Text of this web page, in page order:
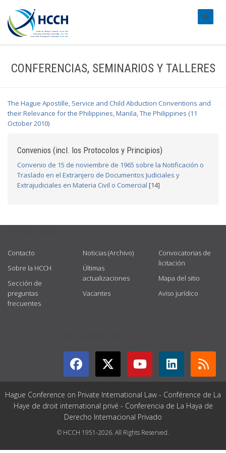
CONFERENCIAS, SEMINARIOS Y TALLERES
The Hague Apostille, Service and Child Abduction Conventions and
their Relevance for the Philippines, Manila, The Philippines (11
October 2010)
Convenios (incl. los Protocolos y Principios)
Convenio de 15 de noviembre de 1965 sobre la Notificación o
Traslado en el Extranjero de Documentos Judiciales y
Extrajudiciales en Materia Civil o Comercial [14]
Contacto
Sobre la HCCH
Sección de
preguntas
frecuentes
Noticias (Archivo)
Últimas
actualizaciones
Vacantes
Convocatorias de
licitación
Mapa del sitio
Aviso jurídico
Hague Conference on Private International Law - Conférence de La
Haye de droit international privé - Conferencia de La Haya de
Derecho Internacional Privado
© HCCH 1951-2026. All Rights Reserved.